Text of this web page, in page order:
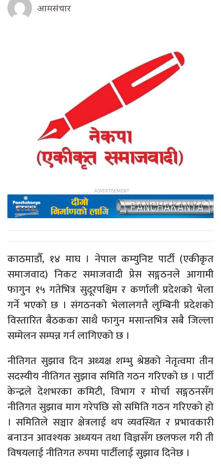
आमसंचार
काठमाडौँ, १४ माघ । नेपाल कम्युनिष्ट पार्टी (एकीकृत
समाजवाद) निकट समाजवादी प्रेस सङ्गठनले आगामी
फागुन १५ गतेभित्र सुदूरपश्चिम र कर्णाली प्रदेशको भेला
गर्ने भएको छ । संगठनको भेलालगत्तै लुम्बिनी प्रदेशको
विस्तारित बैठकका साथै फागुन मसान्तभित्र सबै जिल्ला
सम्मेलन सम्पन्न गर्न लागिएको छ ।
नीतिगत सुझाव दिन अध्यक्ष शम्भु श्रेष्ठको नेतृत्वमा तीन
सदस्यीय नीतिगत सुझाव समिति गठन गरिएको छ । पार्टी
केन्द्रले देशभरका कमिटी, विभाग र मोर्चा सङ्गठनसँग
नीतिगत सुझाव माग गरेपछि सो समिति गठन गरिएको हो
। समितिले सञ्चार क्षेत्रलाई थप व्यवस्थित र प्रभावकारी
बनाउन आवश्यक अध्ययन तथा विज्ञसँग छलफल गरी ती
विषयलाई नीतिगत रुपमा पार्टीलाई सुझाव दिनेछ ।